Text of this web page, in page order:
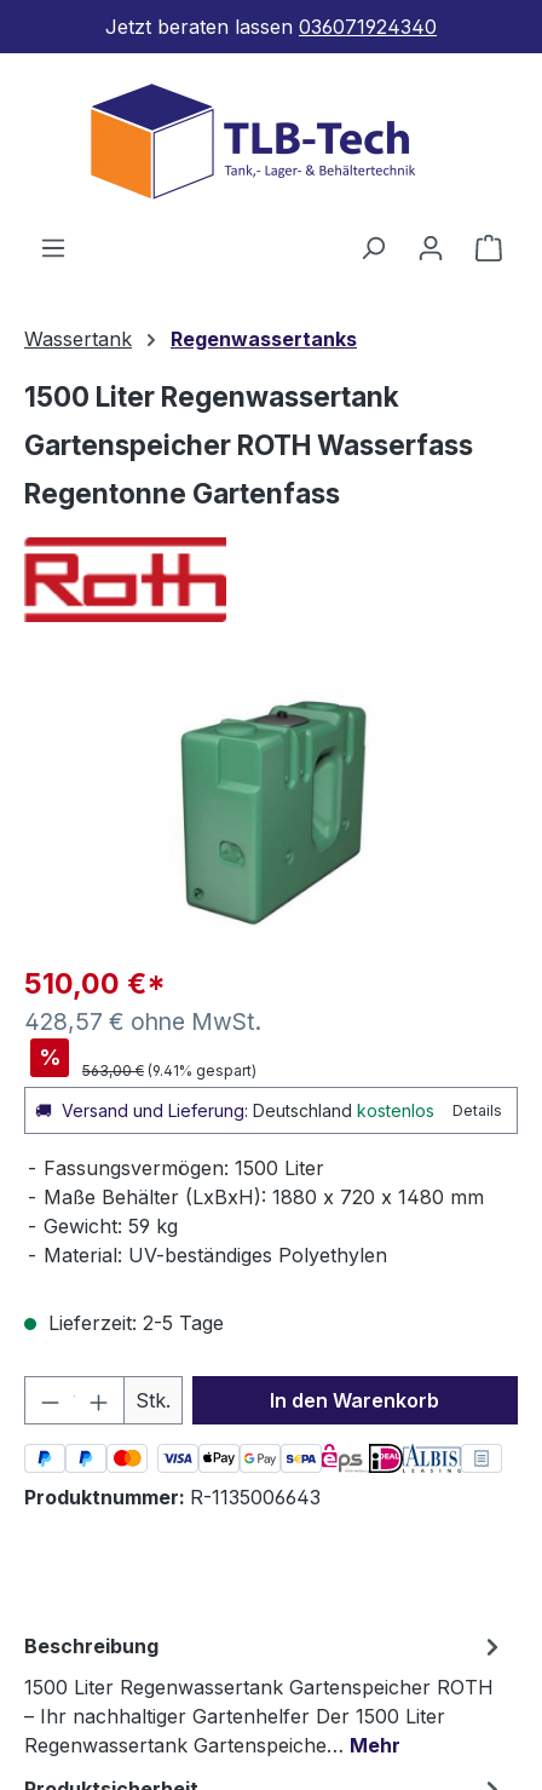
Zum Hauptinhalt springen
Jetzt beraten lassen 036071924340
Wassertank Regenwassertanks
1500 Liter Regenwassertank
Gartenspeicher ROTH Wasserfass
Regentonne Gartenfass
510,00 €*
428,57 € ohne MwSt.
%
563,00 € (9.41% gespart)
🚚 Versand und Lieferung: Deutschland kostenlos Details
Fassungsvermögen: 1500 Liter
Maße Behälter (LxBxH): 1880 x 720 x 1480 mm
Gewicht: 59 kg
Material: UV-beständiges Polyethylen
Lieferzeit: 2-5 Tage
Produkt Anzahl: Gib den
Stk. In den Warenkorb
Produktnummer: R-1135006643
Beschreibung
1500 Liter Regenwassertank Gartenspeicher ROTH
– Ihr nachhaltiger Gartenhelfer Der 1500 Liter
Regenwassertank Gartenspeiche… Mehr